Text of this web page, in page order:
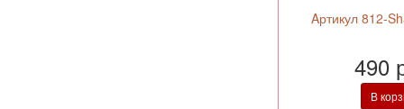
Aртикул 812-
490
В